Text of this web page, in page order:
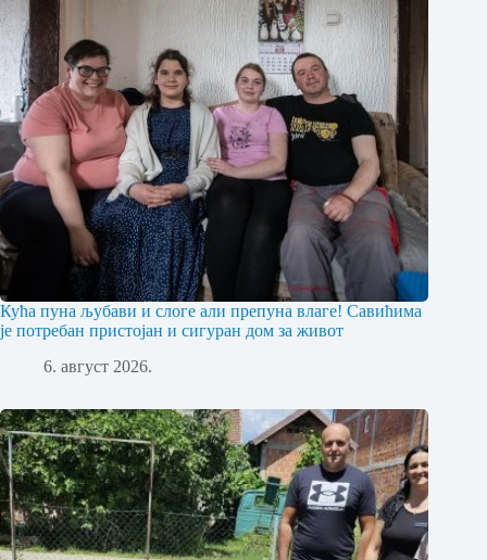
Кућа пуна љубави и слоге али препуна влаге! Савићима
је потребан пристојан и сигуран дом за живот
6. август 2026.